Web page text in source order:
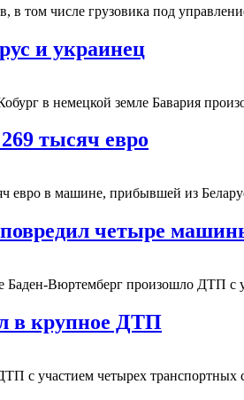
в том числе грузовика под
и украинец
в немецкой земле Бавария
тысяч евро
евро в машине, прибывшей из
повредил четыре
Баден-Вюртемберг произошло ДТП с
в крупное ДТП
с участием четырех транспортных